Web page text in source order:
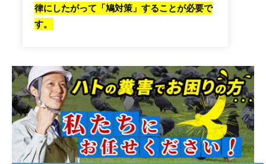
律にしたがって「鳩対策」することが必要で
す。